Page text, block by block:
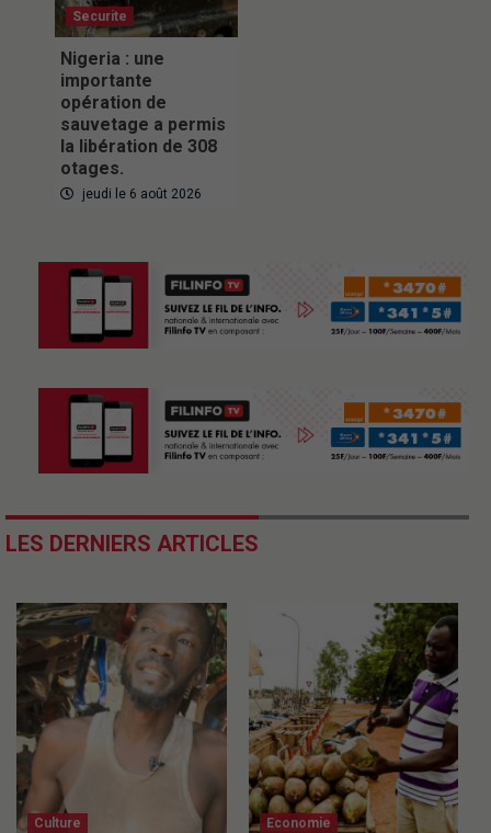
Securite
Nigeria : une
importante
opération de
sauvetage a permis
la libération de 308
otages.
jeudi le 6 août 2026
LES DERNIERS ARTICLES
Culture Economie